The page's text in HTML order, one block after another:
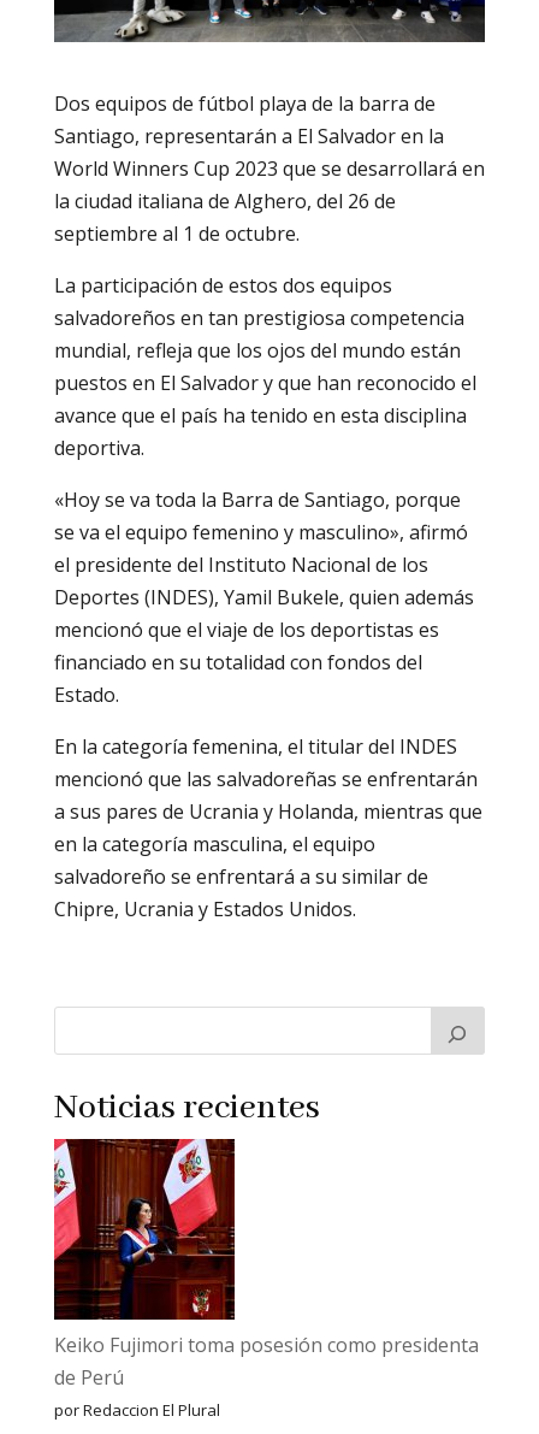
Dos equipos de fútbol playa de la barra de
Santiago, representarán a El Salvador en la
World Winners Cup 2023 que se desarrollará en
la ciudad italiana de Alghero, del 26 de
septiembre al 1 de octubre.
La participación de estos dos equipos
salvadoreños en tan prestigiosa competencia
mundial, refleja que los ojos del mundo están
puestos en El Salvador y que han reconocido el
avance que el país ha tenido en esta disciplina
deportiva.
«Hoy se va toda la Barra de Santiago, porque
se va el equipo femenino y masculino», afirmó
el presidente del Instituto Nacional de los
Deportes (INDES), Yamil Bukele, quien además
mencionó que el viaje de los deportistas es
financiado en su totalidad con fondos del
Estado.
En la categoría femenina, el titular del INDES
mencionó que las salvadoreñas se enfrentarán
a sus pares de Ucrania y Holanda, mientras que
en la categoría masculina, el equipo
salvadoreño se enfrentará a su similar de
Chipre, Ucrania y Estados Unidos.
Noticias recientes
Keiko Fujimori toma posesión como presidenta
de Perú
por Redaccion El Plural